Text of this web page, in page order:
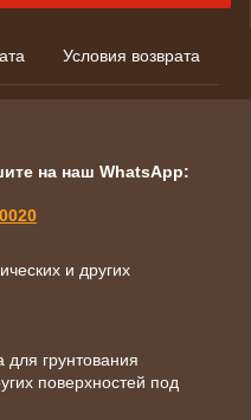
Условия возврата
на наш WhatsApp:
и других
для грунтования
поверхностей под